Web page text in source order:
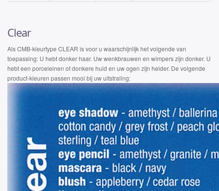
Clear
Als CMB-kleurtype CLEAR is voor u waarschijnlijk het volgende van
toepassing: U hebt donker haar. Uw wenkbrauwen en wimpers zijn donker. U
hebt een porceleinen of donkere huid en uw ogen zijn helder. De volgende
product-kleuren passen mooi bij uw uitstraling: